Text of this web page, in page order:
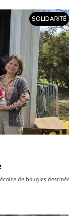
SOLIDARITÉ
de bougies